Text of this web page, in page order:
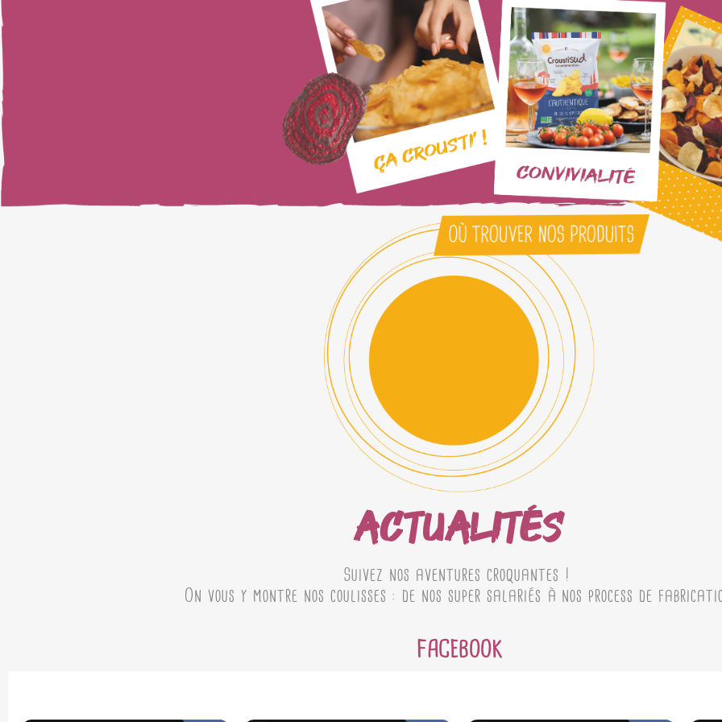
ACTUALITÉS
Suivez nos aventures croquantes !
On vous y montre nos coulisses : de nos super salariés à nos process de
FACEBOOK